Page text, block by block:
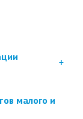
малого и